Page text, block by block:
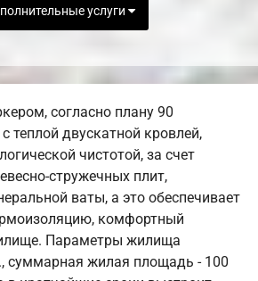
услуги
согласно плану 90
теплой двускатной кровлей,
чистотой, за счет
стружечных плит,
ваты, а это обеспечивает
комфортный
Параметры жилища
суммарная жилая площадь - 100